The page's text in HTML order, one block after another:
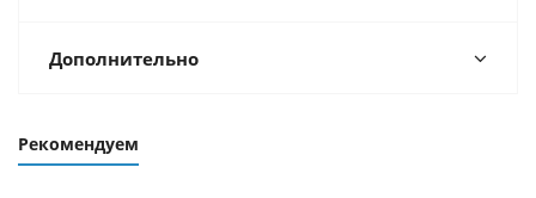
Дополнительно
Рекомендуем